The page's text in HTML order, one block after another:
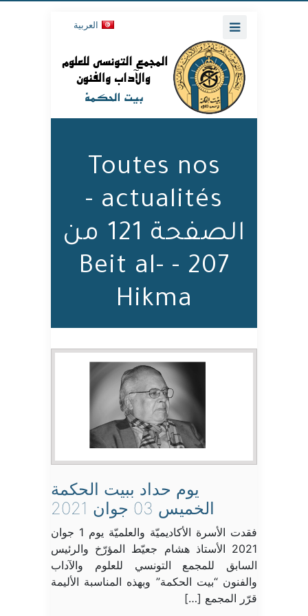
العربية
Toutes nos
actualités -
الصفحة 121 من
207 - Beit al-
Hikma
يوم حداد ببيت الحكمة
الخميس 03 جوان 2021
فقدت الأسرة الأكاديميّة والعلميّة يوم 1 جوان
2021 الأستاذ هشام جعيّط المؤرّخ والرئيس
السابق للمجمع التونسي للعلوم والآداب
والفنون “بيت الحكمة” وبهذه المناسبة الأليمة
قرّر المجمع […]